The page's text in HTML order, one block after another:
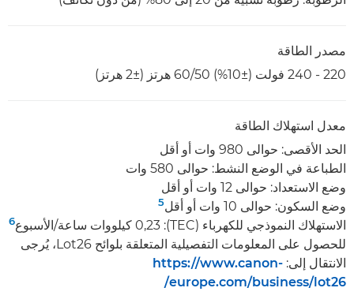
مصدر الطاقة
220 - 240 فولت (±10%) 50‏/60 هرتز (±2 هرتز)
معدل استهلاك الطاقة
الحد الأقصى: حوالى 980 وات أو أقل
الطباعة في الوضع النشط: حوالى 580 وات
وضع الاستعداد: حوالى 12 وات أو أقل
وضع السكون: حوالى 10 وات أو أقل
5
الاستهلاك النموذجي للكهرباء (TEC):‏ 0,23 كيلووات ساعة/الأسبوع 6
للحصول على المعلومات التفصيلية المتعلقة بلوائح Lot26، يُرجى
الانتقال إلى: https://www.canon-
europe.com/business/lot26/